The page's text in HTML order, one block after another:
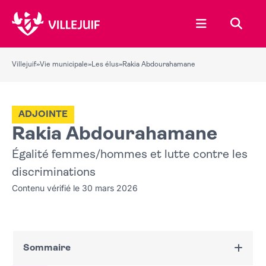
Ouvrir le
Villejuif»Vie municipale»Les élus»Rakia Abdourahamane
Rakia Abdourahamane
ADJOINTE
Égalité femmes/hommes et lutte contre les
discriminations
Contenu vérifié le 30 mars 2026
Sommaire